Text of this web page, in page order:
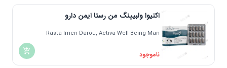
اکتیوا ولبیینگ من رستا ایمن دارو
Rasta Imen Darou, Activa Well Being Man
ناموجود